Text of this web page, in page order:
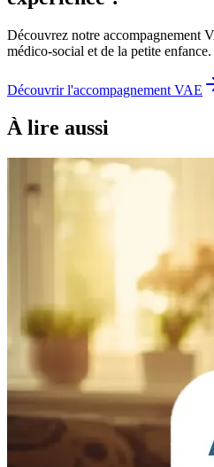
Découvrez notre accompagnement
médico-social et de la petite enfance.
Découvrir l'accompagnement VAE
À lire aussi